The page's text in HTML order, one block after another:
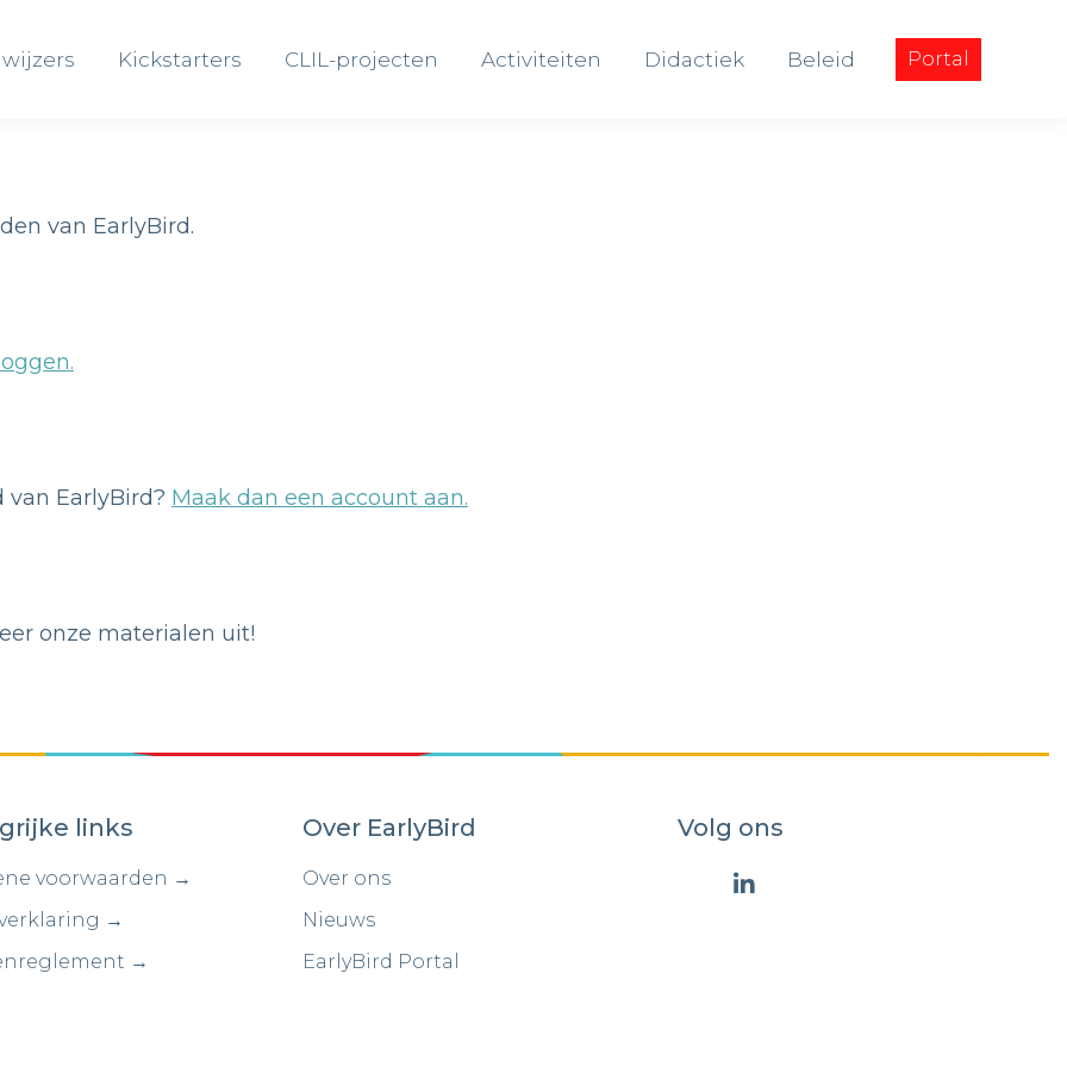
Kickstarters CLIL-projecten Activiteiten Didactiek Beleid Portal
van EarlyBird.
EarlyBird? Maak dan een account aan.
onze materialen uit!
links
voorwaarden →
→
→
Over EarlyBird
Over ons
Nieuws
EarlyBird Portal
Volg ons
Kickstarters CLIL-projecten Activiteiten Didactiek Beleid Portal